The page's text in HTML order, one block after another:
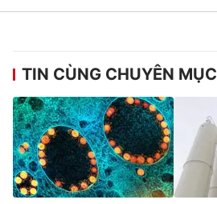
TIN CÙNG CHUYÊN MỤC